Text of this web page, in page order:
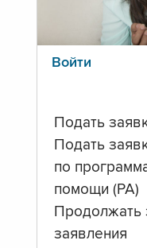
Войти
Подать
Подать
по
помощи (PA)
Продолжать
заявления